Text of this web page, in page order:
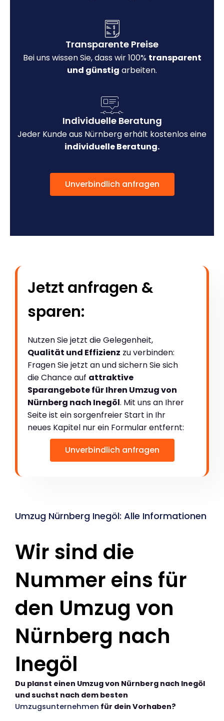
Transparente Preise
Bei uns wissen Sie, dass wir 100% transparent
und günstig arbeiten.
Individuelle Beratung
Jeder Kunde aus Nürnberg erhält kostenlos eine
individuelle Beratung.
Unverbindlich anfragen
Jetzt anfragen &
sparen:
Nutzen Sie jetzt die Gelegenheit,
Qualität und Effizienz zu verbinden:
Fragen Sie jetzt an und sichern Sie sich
die Chance auf attraktive
Sparangebote für Ihren Umzug von
Nürnberg nach Inegöl. Mit uns an Ihrer
Seite ist ein sorgenfreier Start in Ihr
neues Kapitel nur ein Formular entfernt:
Unverbindlich anfragen
Umzug Nürnberg Inegöl: Alle Informationen
Wir sind die
Nummer eins für
den Umzug von
Nürnberg nach
Inegöl
Du planst einen Umzug von Nürnberg nach Inegöl
und suchst nach dem besten
Umzugsunternehmen für dein Vorhaben?